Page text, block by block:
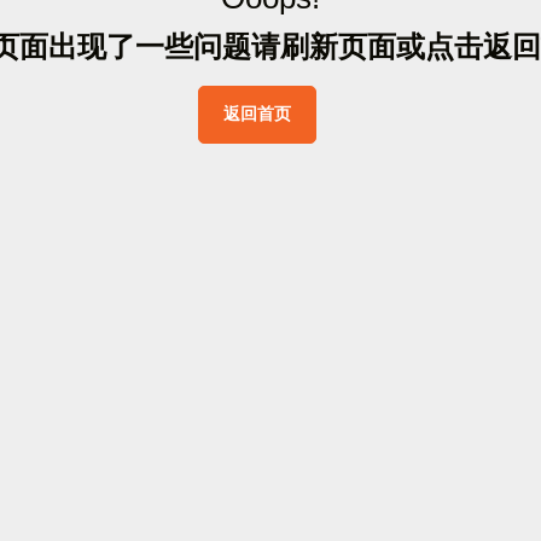
面出现了一些问题请刷新页面或点击返 回
返回首页